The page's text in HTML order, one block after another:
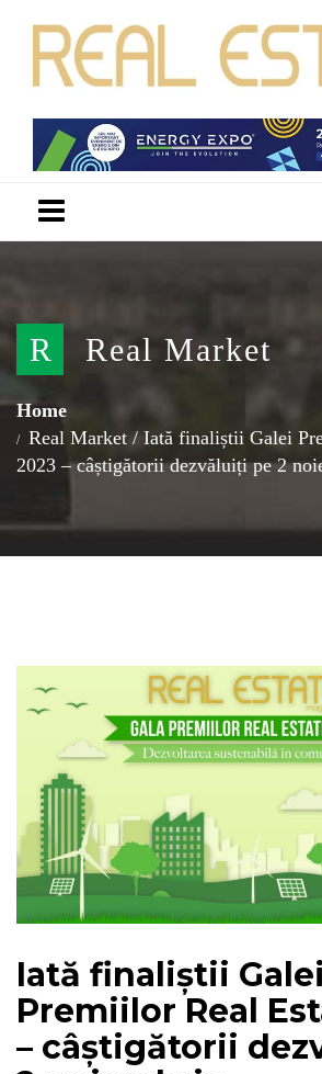
R Real Market
Home
Real Market / Iată finaliștii Galei
2023 – câștigătorii dezvăluiți pe 2
Iată finaliștii Galei
Premiilor Real
– câștigătorii